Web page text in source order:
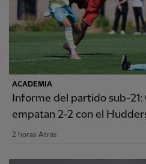
ACADEMIA
Informe del partido sub-
empatan 2-2 con el
2 horas Atrás